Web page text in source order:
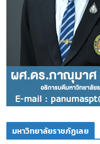
มหาวิทยาลัยราชภัฏเลย